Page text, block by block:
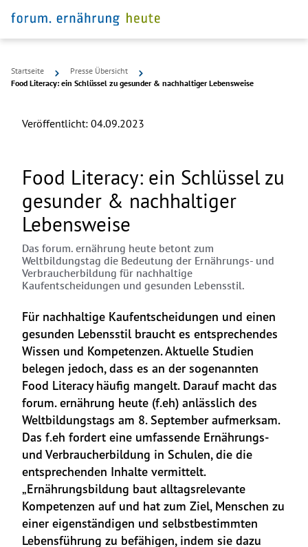
Startseite
Presse Übersicht
Food Literacy: ein Schlüssel zu gesunder & nachhaltiger Lebensweise
Veröffentlicht: 04.09.2023
Food Literacy: ein Schlüssel zu
gesunder & nachhaltiger
Lebensweise
Das forum. ernährung heute betont zum
Weltbildungstag die Bedeutung der Ernährungs- und
Verbraucherbildung für nachhaltige
Kaufentscheidungen und gesunden Lebensstil.
Für nachhaltige Kaufentscheidungen und einen
gesunden Lebensstil braucht es entsprechendes
Wissen und Kompetenzen. Aktuelle Studien
belegen jedoch, dass es an der sogenannten
Food Literacy häufig mangelt. Darauf macht das
forum. ernährung heute (f.eh) anlässlich des
Weltbildungstags am 8. September aufmerksam.
Das f.eh fordert eine umfassende Ernährungs-
und Verbraucherbildung in Schulen, die die
entsprechenden Inhalte vermittelt.
„Ernährungsbildung baut alltagsrelevante
Kompetenzen auf und hat zum Ziel, Menschen zu
einer eigenständigen und selbstbestimmten
Lebensführung zu befähigen, indem sie dazu